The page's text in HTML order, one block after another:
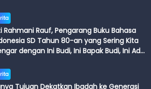
Rahmani Rauf, Pengarang Buku Bahasa
SD Tahun 80-an yang Sering Kita
dengan Ini Budi, Ini Bapak Budi, Ini Adik
Tujuan Dekatkan Ibadah ke Generasi